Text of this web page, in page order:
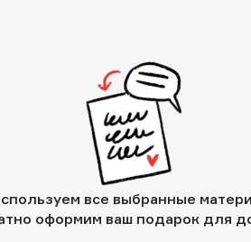
все выбранные
оформим ваш подарок для